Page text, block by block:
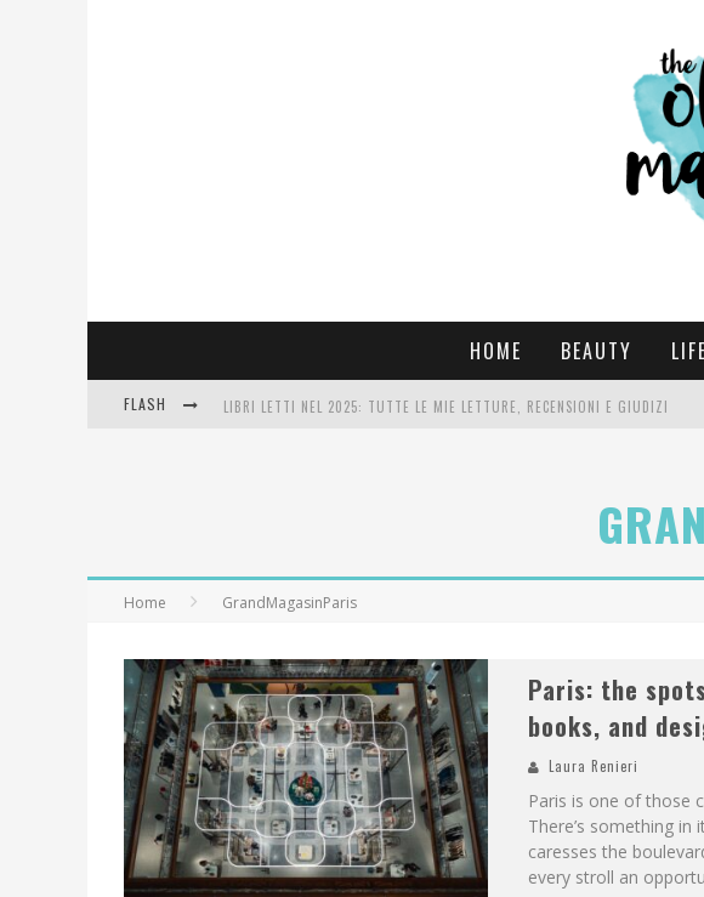
HOME BEAUTY
FLASH LIBRI LETTI NEL 2025: TUTTE LE MIE LETTURE, RECENSIONI E GIUDIZI
Home GrandMagasinParis
Paris: the
books, and
Laura Renieri
Paris is one of those
There’s something
caresses the
every stroll an